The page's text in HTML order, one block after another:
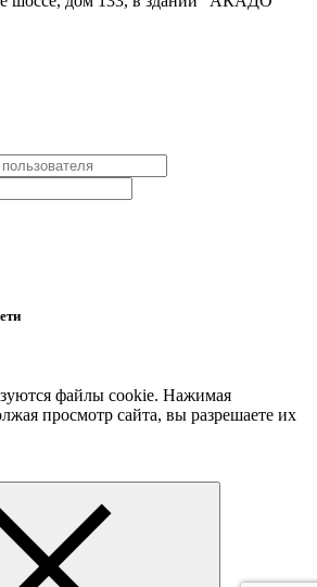
файлы cookie. Нажимая
просмотр сайта, вы разрешаете их